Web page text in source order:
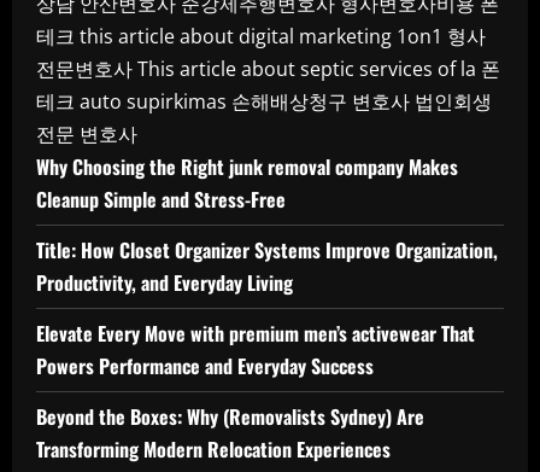
테크 this article about digital marketing 1on1 형사
전문변호사This article about septic services of la 폰
테크 auto supirkimas 손해배상청구 변호사 법인회생
전문 변호사
Why Choosing the Right junk removal company Makes
Cleanup Simple and Stress-Free
Title: How Closet Organizer Systems Improve Organization,
Productivity, and Everyday Living
Elevate Every Move with premium men’s activewear That
Powers Performance and Everyday Success
Beyond the Boxes: Why (Removalists Sydney) Are
Transforming Modern Relocation Experiences